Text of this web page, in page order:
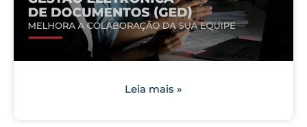
Leia mais »